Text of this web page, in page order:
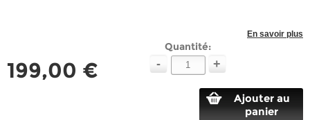
En savoir plus
199,00 €
Quantité:
- +
Ajouter au
panier